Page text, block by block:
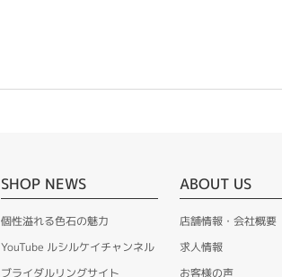
SHOP NEWS
個性溢れる色石の魅力
YouTube ルシルケイチャンネル
ブライダルリングサイト
ABOUT US
店舗情報・会社概要
求人情報
お客様の声